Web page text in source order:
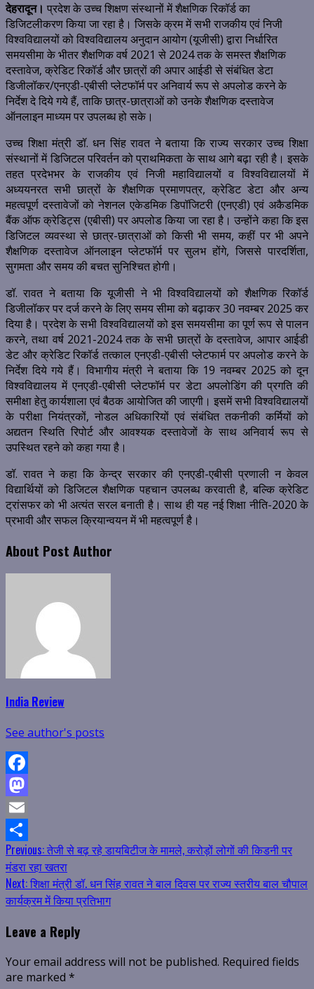
देहरादून। प्रदेश के उच्च शिक्षण संस्थानों में शैक्षणिक रिकॉर्ड का
डिजिटलीकरण किया जा रहा है। जिसके क्रम में सभी राजकीय एवं निजी
विश्वविद्यालयों को विश्वविद्यालय अनुदान आयोग (यूजीसी) द्वारा निर्धारित
समयसीमा के भीतर शैक्षणिक वर्ष 2021 से 2024 तक के समस्त शैक्षणिक
दस्तावेज, क्रेडिट रिकॉर्ड और छात्रों की अपार आईडी से संबंधित डेटा
डिजीलॉकर/एनएडी-एबीसी प्लेटफॉर्म पर अनिवार्य रूप से अपलोड करने के
निर्देश दे दिये गये हैं, ताकि छात्र-छात्राओं को उनके शैक्षणिक दस्तावेज
ऑनलाइन माध्यम पर उपलब्ध हो सके।
उच्च शिक्षा मंत्री डॉ. धन सिंह रावत ने बताया कि राज्य सरकार उच्च शिक्षा
संस्थानों में डिजिटल परिवर्तन को प्राथमिकता के साथ आगे बढ़ा रही है। इसके
तहत प्रदेभभर के राजकीय एवं निजी महाविद्यालयों व विश्वविद्यालयों में
अध्ययनरत सभी छात्रों के शैक्षणिक प्रमाणपत्र, क्रेडिट डेटा और अन्य
महत्वपूर्ण दस्तावेजों को नेशनल एकेडमिक डिपॉजिटरी (एनएडी) एवं अकैडमिक
बैंक ऑफ क्रेडिट्स (एबीसी) पर अपलोड किया जा रहा है। उन्होंने कहा कि इस
डिजिटल व्यवस्था से छात्र-छात्राओं को किसी भी समय, कहीं पर भी अपने
शैक्षणिक दस्तावेज ऑनलाइन प्लेटफॉर्म पर सुलभ होंगे, जिससे पारदर्शिता,
सुगमता और समय की बचत सुनिश्चित होगी।
डॉ. रावत ने बताया कि यूजीसी ने भी विश्वविद्यालयों को शैक्षणिक रिकॉर्ड
डिजीलॉकर पर दर्ज करने के लिए समय सीमा को बढ़ाकर 30 नवम्बर 2025 कर
दिया है। प्रदेश के सभी विश्वविद्यालयों को इस समयसीमा का पूर्ण रूप से पालन
करने, तथा वर्ष 2021-2024 तक के सभी छात्रों के दस्तावेज, आपार आईडी
डेट और क्रेडिट रिकॉर्ड तत्काल एनएडी-एबीसी प्लेटफार्म पर अपलोड करने के
निर्देश दिये गये हैं। विभागीय मंत्री ने बताया कि 19 नवम्बर 2025 को दून
विश्वविद्यालय में एनएडी-एबीसी प्लेटफॉर्म पर डेटा अपलोडिंग की प्रगति की
समीक्षा हेतु कार्यशाला एवं बैठक आयोजित की जाएगी। इसमें सभी विश्वविद्यालयों
के परीक्षा नियंत्रकों, नोडल अधिकारियों एवं संबंधित तकनीकी कर्मियों को
अद्यतन स्थिति रिपोर्ट और आवश्यक दस्तावेजों के साथ अनिवार्य रूप से
उपस्थित रहने को कहा गया है।
डॉ. रावत ने कहा कि केन्द्र सरकार की एनएडी-एबीसी प्रणाली न केवल
विद्यार्थियों को डिजिटल शैक्षणिक पहचान उपलब्ध करवाती है, बल्कि क्रेडिट
ट्रांसफर को भी अत्यंत सरल बनाती है। साथ ही यह नई शिक्षा नीति-2020 के
प्रभावी और सफल क्रियान्वयन में भी महत्वपूर्ण है।
About Post Author
India Review
See author's posts
Facebook
Mastodon
Email
Share
Continue
Reading
Previous:तेजी से बढ़ रहे डायबिटीज के मामले, करोड़ों लोगों की किडनी पर
मंडरा रहा खतरा
Next:शिक्षा मंत्री डॉ. धन सिंह रावत ने बाल दिवस पर राज्य स्तरीय बाल चौपाल
कार्यक्रम में किया प्रतिभाग
Leave a Reply
Your email address will not be published. Required fields
are marked *